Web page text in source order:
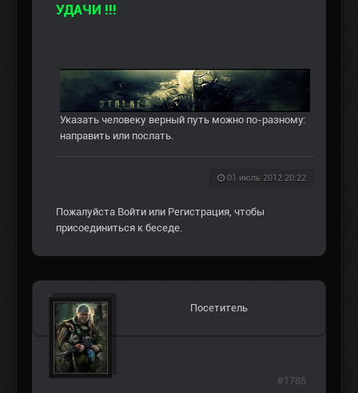
УДАЧИ !!!
Указать человеку верный путь можно по-разному:
направить или послать.
01 июль 2012 20:22
Пожалуйста Войти или Регистрация , чтобы
присоединиться к беседе.
Посетитель
#1785